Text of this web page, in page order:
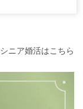
シニア婚活はこちら